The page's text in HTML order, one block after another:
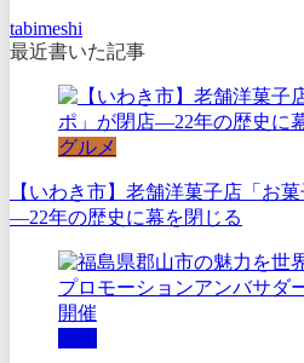
tabimeshi
最近書いた記事
グルメ
【いわき市】老舗洋菓子店「お
―22年の歴史に幕を閉じる
体験